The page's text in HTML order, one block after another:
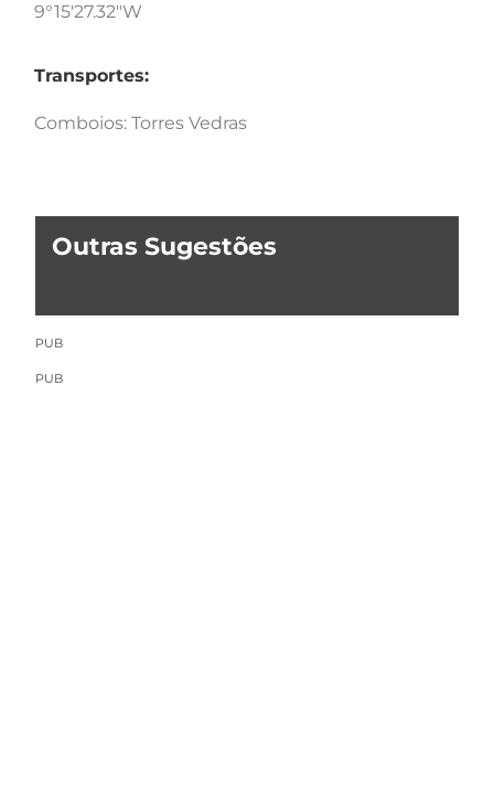
9°15'27.32"W
Transportes:
Comboios: Torres Vedras
Outras Sugestões
PUB
PUB